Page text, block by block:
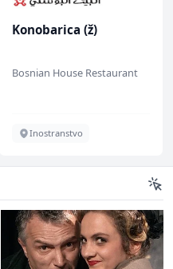
Konobarica (ž)
Bosnian House Restaurant
Inostranstvo